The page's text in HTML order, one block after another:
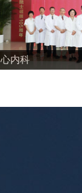
心内科